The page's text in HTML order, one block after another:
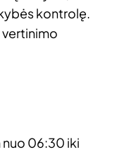
kontrolę.
nuo 06:30 iki